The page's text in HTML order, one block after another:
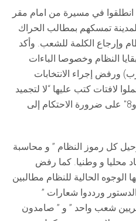
انطلقوا في مسيرة من امام مقر
تمسكهم بمطالب الحراك
وإرجاع الكلمة للشعب. وأكد
النظام وخصوصا الباءات
ورفض إجراء الانتخابات
لافتات كتب عليها “لا لتجميد
الدستور” و”نعم لتطبيق المادة 7 و8″ على ضرورة الاحتكام إلى
كل رموز النظام ” و محاسبة
محليا و وطنيا. كما رفض
الوجوه الحالية للنظام مطالبين
المادة 7 و 8 من الدستور ورددوا شعارات ”
شعب واحد ” و ” صامدون